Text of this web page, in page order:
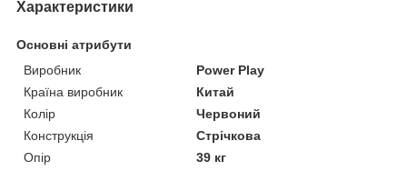
Характеристики
Основні атрибути
Виробник
Power Play
Країна виробник
Китай
Колір
Червоний
Конструкція
Стрічкова
Опір
39 кг